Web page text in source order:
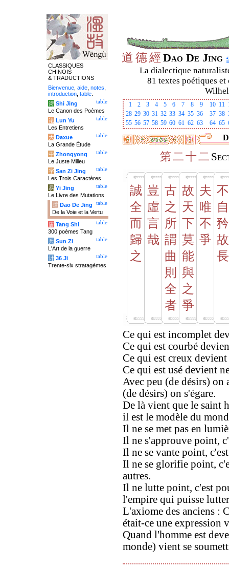
道 德經 Dao De Jing
La dialectique
81 textes poétiques
1 2 3 4 5 6 7 8 9 10 11
28 29 30 31 32 33 34 35 36 37 38
55 56 57 58 59 60 61 62 63 64 65
第二十二
誠
全
而
歸
之
豈
虛
言
哉
古
之
所
謂
曲
則
全
者
故
天
下
莫
能
與
之
爭
夫
唯
不
爭
不
自
矜
故
長
Ce qui est incomplet
Ce qui est courbé
Ce qui est creux
Ce qui est usé devient
Avec peu (de désirs) on
(de désirs) on s'égare.
De là vient que le saint
il est le modèle du
Il ne se met pas en
Il ne s'approuve point,
Il ne se vante point,
Il ne se glorifie point,
autres.
Il ne lutte point, c'est
l'empire qui puisse
L'axiome des anciens :
était-ce une expression
Quand l'homme est
monde) vient se
CLASSIQUES
CHINOIS
& TRADUCTIONS
Bienvenue aide notes
introduction table
table
诗 Shi Jing
Le Canon des Poèmes
table
论 Lun Yu
Les Entretiens
table
大 Daxue
La Grande Étude
table
中 Zhongyong
Le Juste Milieu
table
字 San Zi Jing
Les Trois Caractères
table
易 Yi Jing
Le Livre des Mutations
table
道 Dao De Jing
De la Voie et la Vertu
table
唐 Tang Shi
300 poèmes Tang
table
兵 Sun Zi
L'Art de la guerre
table
计 36 Ji
Trente-six stratagèmes